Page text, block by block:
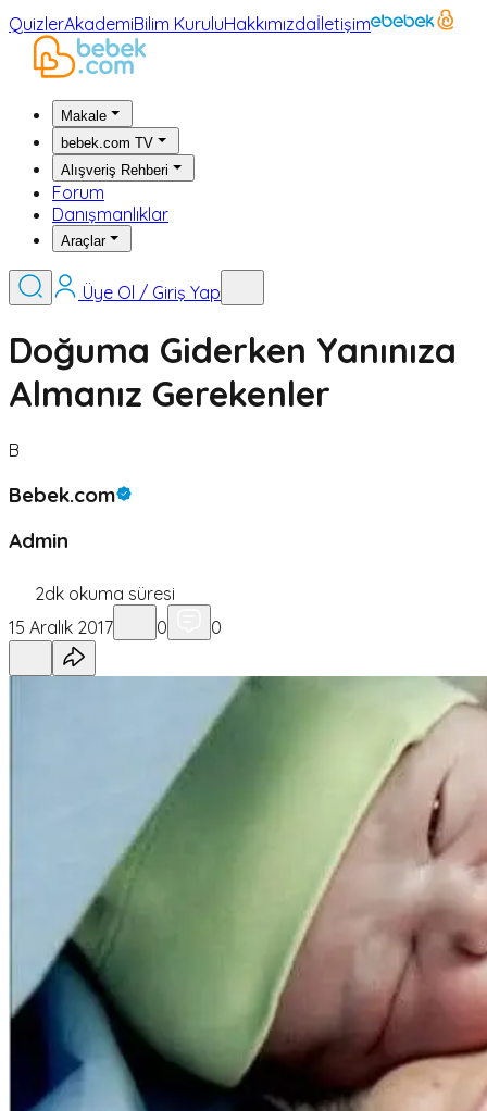
QuizlerAkademiBilim KuruluHakkımızdaİletişim
Makale
bebek.com TV
Alışveriş Rehberi
Forum
Danışmanlıklar
Araçlar
Üye Ol / Giriş Yap
Doğuma Giderken Yanınıza
Almanız Gerekenler
B
Bebek.com
Admin
2dk okuma süresi
15 Aralık 2017
0 0